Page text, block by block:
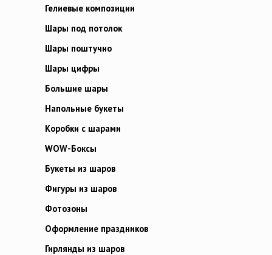
Гелиевые композиции
Шары под потолок
Шары поштучно
Шары цифры
Большие шары
Напольные букеты
Коробки с шарами
WOW-Боксы
Букеты из шаров
Фигуры из шаров
Фотозоны
Оформление праздников
Гирлянды из шаров